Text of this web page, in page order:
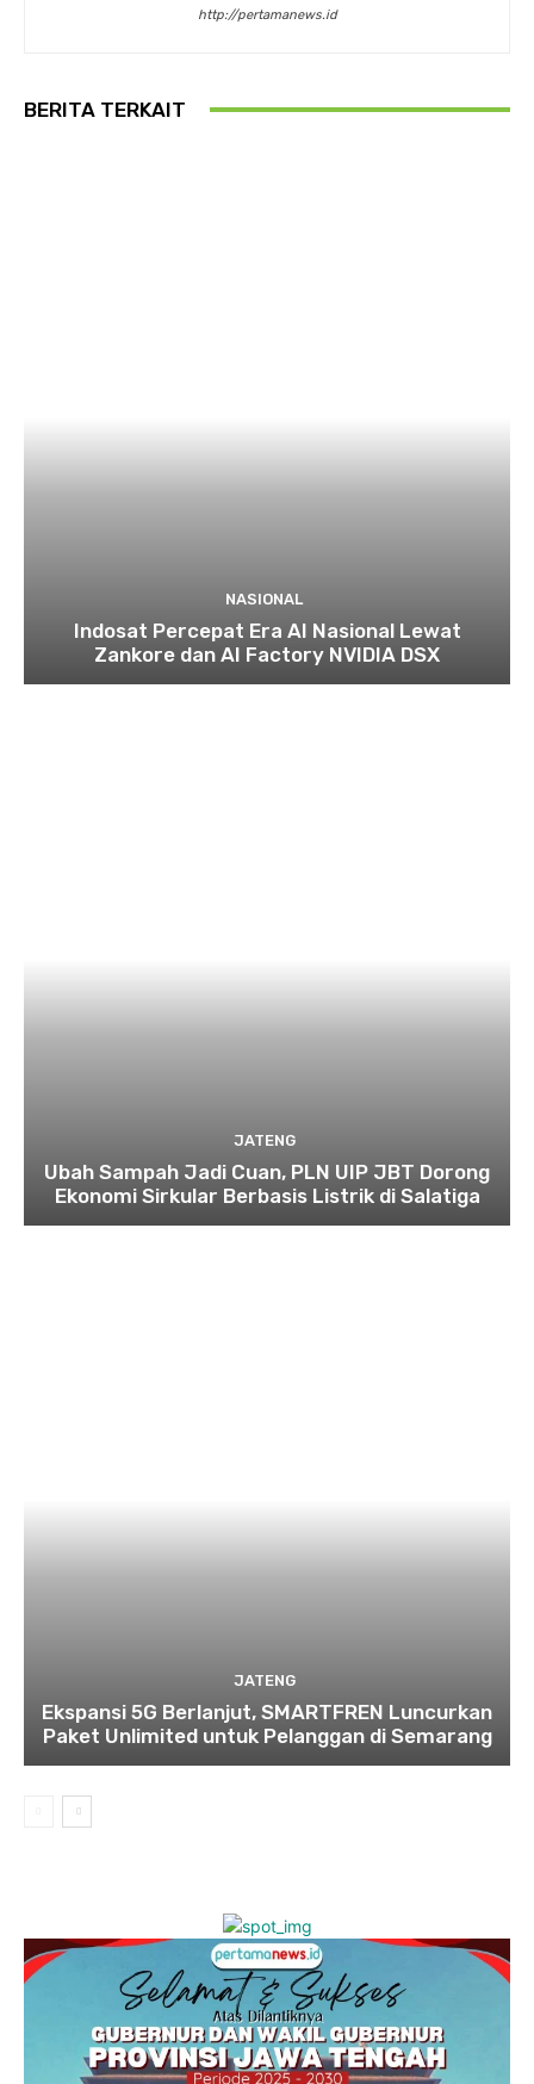
http://pertamanews.id
BERITA TERKAIT
NASIONAL
Indosat Percepat Era AI Nasional Lewat
Zankore dan AI Factory NVIDIA DSX
JATENG
Ubah Sampah Jadi Cuan, PLN UIP JBT Dorong
Ekonomi Sirkular Berbasis Listrik di Salatiga
JATENG
Ekspansi 5G Berlanjut, SMARTFREN Luncurkan
Paket Unlimited untuk Pelanggan di Semarang